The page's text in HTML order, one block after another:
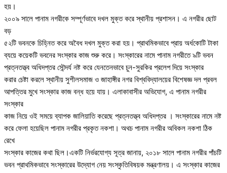
হয়।
২০০৯ সালে পানাম নগরীকে সম্পূর্ণভাবে দখল মুক্ত করে স্থানীয় প্রশাসন। এ নগরীর ছোট
বড়
৫২টি ভবনকে চিহ্নিত করে অবৈধ দখল মুক্ত করা হয়। প্রাথমিকভাবে প্রায় অর্ধকোটি টাকা
ব্যয়ে কয়েকটি ভবনের সংস্কার কাজ শুরু করে। সংস্কারের নামে পানাম নগরীতে ৯টি ভবন
প্রত্নতত্ত্ব অধিদপ্তর সৌন্দর্য নষ্ট করে যেনতেনভাবে চুন-সুরকির প্রলেপ দিয়ে সংস্কার
করার চেষ্টা করলে স্থানীয় সুশীলসমাজ ও জাহাঙ্গীর নগর বিশ্ববিদ্যালয়ের বিশেষজ্ঞ দল প্রবল
আপত্তির মুখে সংস্কার কাজ বন্ধ হয়ে যায়। এলাকাবাসীর অভিযোগ, এ পানাম নগরীর
সংস্কার
কাজ নিয়ে ওই সময়ে ব্যাপক জালিয়াতি করেছে প্রত্নতত্ত্ব অধিদপ্তর । সংস্কারের নামে নষ্ট
করে ফেলা হয়েছিল পানাম নগরীর প্রকৃত নকশা। অথচ পানাম নগরীর অবিকল নকশা ঠিক
রেখে
সংস্কার কাজের কথা ছিল।একটি নির্ভরযোগ্য সূত্র জানায়, ২০১৮ সালে পানাম নগরীর পাঁচটি
ভবন প্রাথমিকভাবে সংস্কারের উদ্যোগ নেয় সংস্কৃতিবিষয়ক মন্ত্রণালয়। এ সংস্কার কাজের